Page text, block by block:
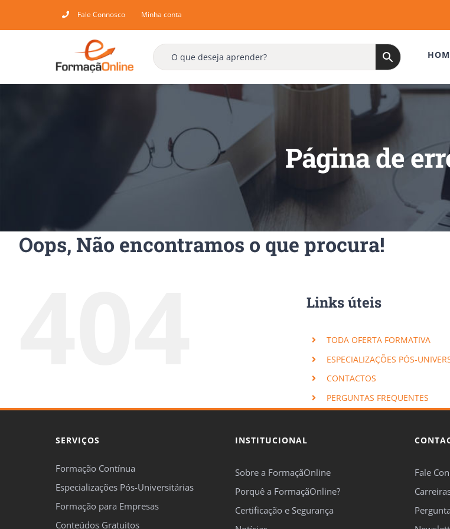
to
Fale Connosco Minha conta
Página de
Oops, Não encontramos o que procura!
Links úteis
TODA OFERTA FORMATIVA
ESPECIALIZAÇÕES PÓS-
CONTACTOS
PERGUNTAS FREQUENTES
SERVIÇOS
Formação Contínua
Especializações Pós-Universitárias
Formação para Empresas
Conteúdos Gratuitos
INSTITUCIONAL
Sobre a FormaçãOnline
Porquê a FormaçãOnline?
Certificação e Segurança
Fale